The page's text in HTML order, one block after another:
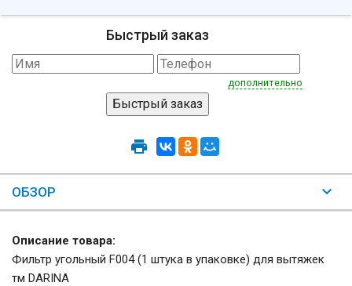
Быстрый заказ
дополнительно
ОБЗОР
Описание товара:
Фильтр угольный F004 (1 штука в упаковке) для вытяжек
тм DARINA